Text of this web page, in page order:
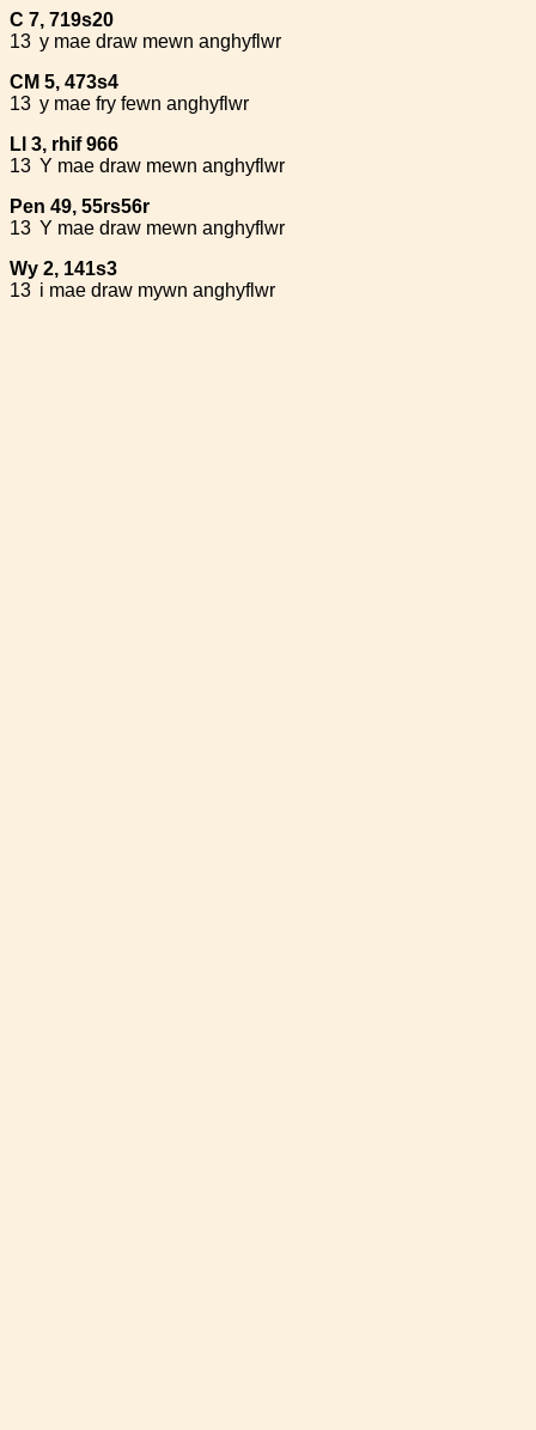
C 7, 719s20
13 y mae draw mewn anghyflwr
CM 5, 473s4
13 y mae fry fewn anghyflwr
Ll 3, rhif 966
13 Y mae draw mewn anghyflwr
Pen 49, 55rs56r
13 Y mae draw mewn anghyflwr
Wy 2, 141s3
13 i mae draw mywn anghyflwr